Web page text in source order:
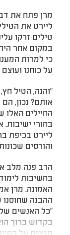
מרן פתח את
ליירט את
טילים זרקו
במקום אחר
כי למרות
על כוחנו
"והנה, הטיל
אותם? נכון,
החיילים
בחורי ישיבות.
ליירט בכיפת
והורסים
הרב פנה מלב
בחשיבות
האמונה. מרן
ההבנה
"כל האנשים
בקדוש ברוך
מגינים על